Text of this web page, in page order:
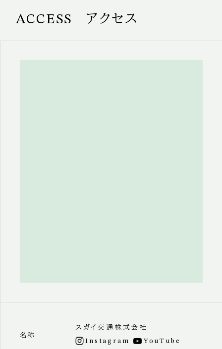
ACCESS アクセス
名称
スガイ交通株式会社
Instagram
YouTube